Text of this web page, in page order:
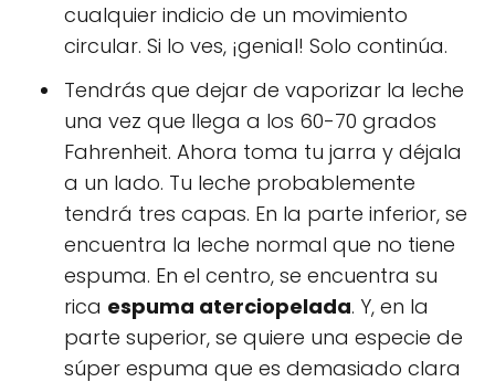
cualquier indicio de un movimiento
circular. Si lo ves, ¡genial! Solo continúa.
Tendrás que dejar de vaporizar la leche
una vez que llega a los 60-70 grados
Fahrenheit. Ahora toma tu jarra y déjala
a un lado. Tu leche probablemente
tendrá tres capas. En la parte inferior, se
encuentra la leche normal que no tiene
espuma. En el centro, se encuentra su
rica espuma aterciopelada. Y, en la
parte superior, se quiere una especie de
súper espuma que es demasiado clara